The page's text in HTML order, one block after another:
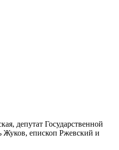
депутат Государственной
Жуков, епископ Ржевский и